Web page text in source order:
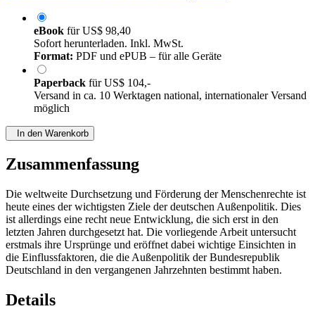
eBook fürUS$ 98,40
Sofort herunterladen. Inkl. MwSt.
Format: PDF und ePUB – für alle Geräte
Paperback fürUS$ 104,-
Versand in ca. 10 Werktagen national, internationaler Versand
möglich
In den Warenkorb
Zusammenfassung
Die weltweite Durchsetzung und Förderung der Menschenrechte ist
heute eines der wichtigsten Ziele der deutschen Außenpolitik. Dies
ist allerdings eine recht neue Entwicklung, die sich erst in den
letzten Jahren durchgesetzt hat. Die vorliegende Arbeit untersucht
erstmals ihre Ursprünge und eröffnet dabei wichtige Einsichten in
die Einflussfaktoren, die die Außenpolitik der Bundesrepublik
Deutschland in den vergangenen Jahrzehnten bestimmt haben.
Details